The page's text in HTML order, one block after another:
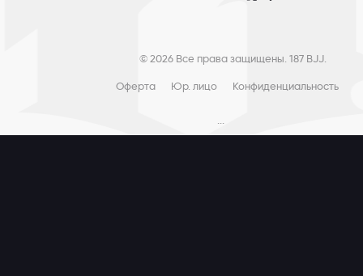
© 2026 Все права защищены. 187 BJJ.
Оферта Юр. лицо Конфиденциальность